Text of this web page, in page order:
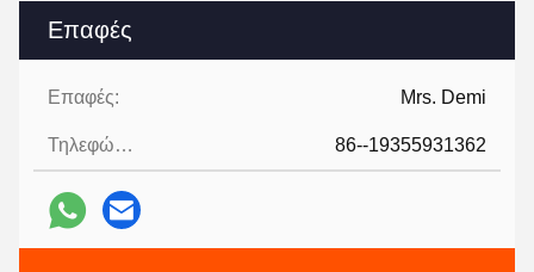
Επαφές
Επαφές: Mrs. Demi
Τηλεφώνημα: 86--19355931362